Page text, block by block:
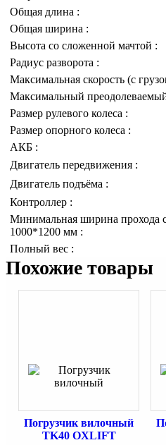
Общая длина :
Общая ширина :
Высота со сложенной мачтой :
Радиус разворота :
Максимальная скорость (с
Максимальный
Размер рулевого колеса :
Размер опорного колеса :
АКБ :
Двигатель передвижения :
Двигатель подъёма :
Контроллер :
Минимальная ширина прохода
1000*1200 мм :
Полный вес :
Похожие товары
Погрузчик вилочный
TK40 OXLIFT